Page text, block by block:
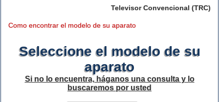
Televisor Convencional (TRC)
Como encontrar el modelo de su aparato
Seleccione el modelo de su
aparato
Si no lo encuentra, háganos una consulta y lo
buscaremos por usted